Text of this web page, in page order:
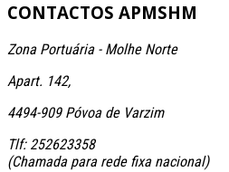
CONTACTOS APMSHM
Zona Portuária - Molhe Norte
Apart. 142,
4494-909 Póvoa de Varzim
Tlf: 252623358
(Chamada para rede fixa nacional)